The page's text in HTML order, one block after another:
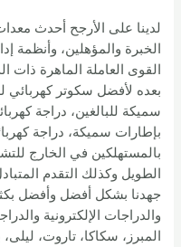
لدينا على الأرجح أحدث
الخبرة والمؤهلين، وأنظمة
القوى العاملة الماهرة ذات
بعده لأفضل سكوتر كهربائي
سميكة للبالغين، دراجة
بإطارات سميكة، دراجة
بالمستهلكين في الخارج
الطويل وكذلك التقدم
جهدنا بشكل أفضل وأفضل
والدراجات الإلكترونية
المبرز، سكاكا، تاروت،